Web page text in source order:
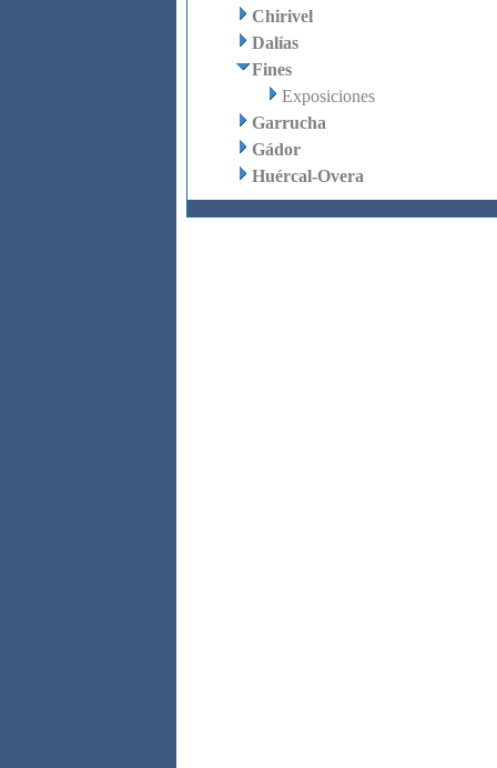
Chirivel
Dalías
Fines
Exposiciones
Garrucha
Gádor
Huércal-Overa